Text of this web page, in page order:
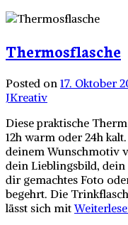
Thermosflasche
Posted on 17. Oktober
JKreativ
Diese praktische
12h warm oder 24h
deinem Wunschmotiv
dein Lieblingsbild,
dir gemachtes Foto
begehrt. Die
lässt sich mit